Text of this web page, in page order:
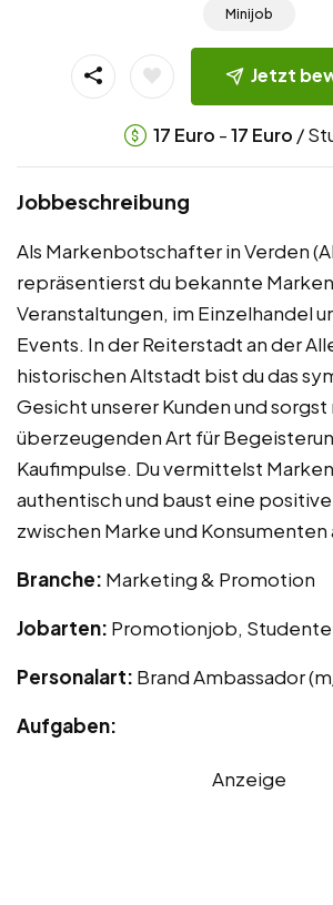
Minijob
Jetzt
17 Euro -17 Euro /
Jobbeschreibung
Als Markenbotschafter in Verden
repräsentierst du bekannte
Veranstaltungen, im Einzelhandel
Events. In der Reiterstadt an der
historischen Altstadt bist du das
Gesicht unserer Kunden und
überzeugenden Art für
Kaufimpulse. Du vermittelst
authentisch und baust eine
zwischen Marke und Konsumenten
Branche: Marketing & Promotion
Jobarten: Promotionjob,
Personalart: Brand Ambassador
Aufgaben:
Anzeige